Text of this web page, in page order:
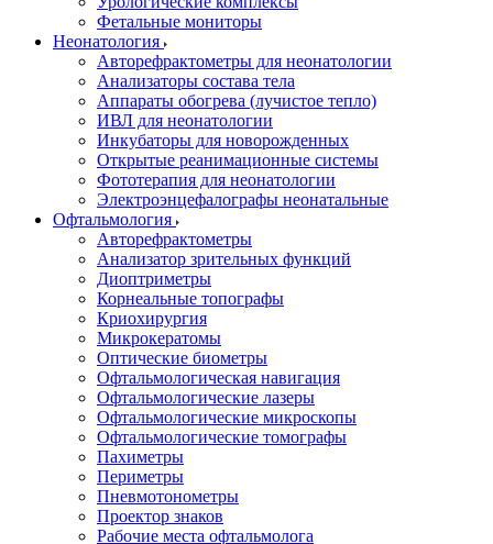
Фетальные мониторы
Неонатология
Авторефрактометры для неонатологии
Анализаторы состава тела
Аппараты обогрева (лучистое тепло)
ИВЛ для неонатологии
Инкубаторы для новорожденных
Открытые реанимационные системы
Фототерапия для неонатологии
Электроэнцефалографы неонатальные
Офтальмология
Авторефрактометры
Анализатор зрительных функций
Диоптриметры
Корнеальные топографы
Криохирургия
Микрокератомы
Оптические биометры
Офтальмологическая навигация
Офтальмологические лазеры
Офтальмологические микроскопы
Офтальмологические томографы
Пахиметры
Периметры
Пневмотонометры
Проектор знаков
Рабочие места офтальмолога